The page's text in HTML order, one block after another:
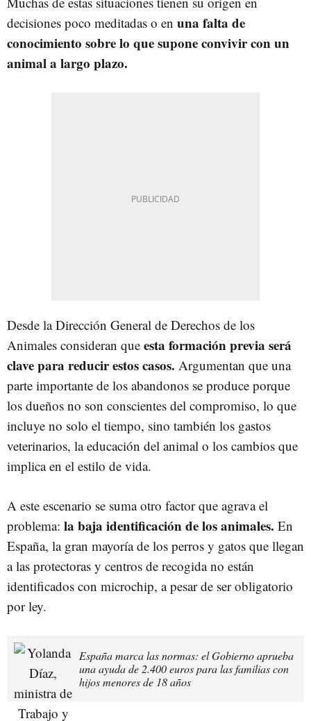
decisiones poco meditadas o en una falta de
conocimiento sobre lo que supone convivir con un
animal a largo plazo.
Desde la Dirección General de Derechos de los
Animales consideran que esta formación previa será
clave para reducir estos casos. Argumentan que una
parte importante de los abandonos se produce porque
los dueños no son conscientes del compromiso, lo que
incluye no solo el tiempo, sino también los gastos
veterinarios, la educación del animal o los cambios que
implica en el estilo de vida.
A este escenario se suma otro factor que agrava el
problema: la baja identificación de los animales. En
España, la gran mayoría de los perros y gatos que llegan
a las protectoras y centros de recogida no están
identificados con microchip, a pesar de ser obligatorio
por ley.
España marca las normas: el Gobierno aprueba
una ayuda de 2.400 euros para las familias con
hijos menores de 18 años